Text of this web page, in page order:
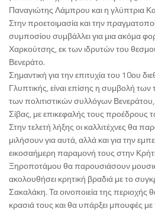
Παναγιώτης Λάμπρου και η γλύπτρια
Στην προετοιμασία και την
συμποσίου συμβάλλει για μια ακόμα
Χαρκούτσης, εκ των ιδρυτών του
Βενεράτο.
Σημαντική για την επιτυχία του 10ου
Γλυπτικής, είναι επίσης η συμβολή
των πολιτιστικών συλλόγων
Σίβας, με επικεφαλής τους προέδρους
Στην τελετή λήξης οι καλλιτέχνες θα
μιλήσουν για αυτά, αλλά και για την
εικοσαήμερη παραμονή τους στην
Ξηροποτάμου θα παρουσιάσουν
ακολουθήσει κρητική βραδιά με το
Σακαλάκη. Τα οινοποιεία της περιοχής
κρασιά τους και θα υπάρξει μπουφές